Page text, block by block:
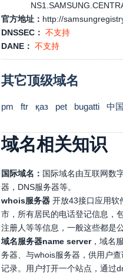
官方地址： http://
DNSSEC： 不支持
DANE： 不支持
其它顶级域名
pm ftr қаз pet bugatti 中国
域名相关知识
国际域名： 国际域名由互联网数
器，DNS服务器等。
whois服务器开放43接口应用软
市，所有居民的电话登记信息，
注册人等等信息，一般这些都是公
域名服务器name server，域名
务器、与whois服务器，供用户
记录。用户打开一个站点，通过